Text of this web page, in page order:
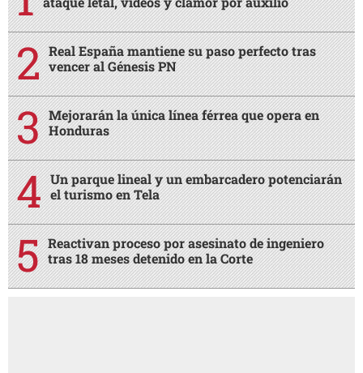
Real España mantiene su paso perfecto tras
vencer al Génesis PN
Mejorarán la única línea férrea que opera en
Honduras
Un parque lineal y un embarcadero potenciarán
el turismo en Tela
Reactivan proceso por asesinato de ingeniero
tras 18 meses detenido en la Corte